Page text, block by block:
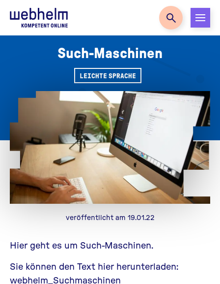
Zur Startseite
Such-Maschinen
LEICHTE SPRACHE
veröffentlicht am 19.01.22
Hier geht es um Such-Maschinen.
Sie können den Text hier herunterladen:
webhelm_Suchmaschinen